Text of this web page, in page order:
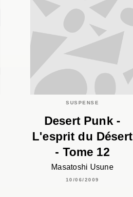
SUSPENSE
Desert Punk -
L'esprit du Désert
- Tome 12
Masatoshi Usune
10/06/2009